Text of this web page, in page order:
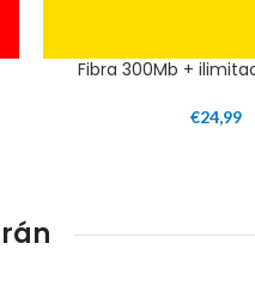
Fibra 300Mb +
€24,99